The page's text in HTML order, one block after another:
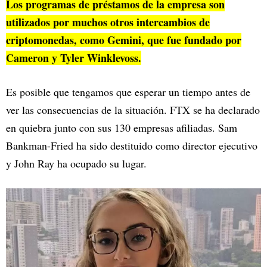
Los programas de préstamos de la empresa son
utilizados por muchos otros intercambios de
criptomonedas, como Gemini, que fue fundado por
Cameron y Tyler Winklevoss.
Es posible que tengamos que esperar un tiempo antes de
ver las consecuencias de la situación. FTX se ha declarado
en quiebra junto con sus 130 empresas afiliadas. Sam
Bankman-Fried ha sido destituido como director ejecutivo
y John Ray ha ocupado su lugar.